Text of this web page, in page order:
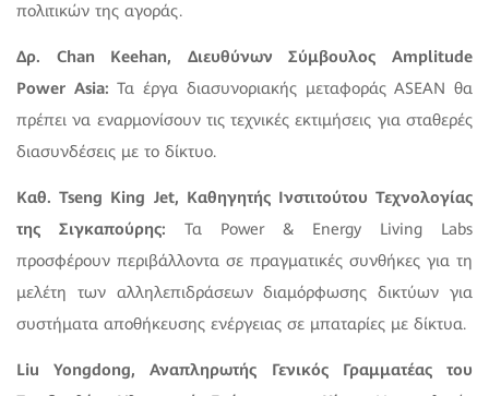
πολιτικών της αγοράς.
Δρ. Chan Keehan, Διευθύνων Σύμβουλος Amplitude
Power Asia:Τα έργα διασυνοριακής μεταφοράς ASEAN θα
πρέπει να εναρμονίσουν τις τεχνικές εκτιμήσεις για σταθερές
διασυνδέσεις με το δίκτυο.
Καθ. Tseng King Jet, Καθηγητής Ινστιτούτου Τεχνολογίας
της Σιγκαπούρης: Τα Power & Energy Living Labs
προσφέρουν περιβάλλοντα σε πραγματικές συνθήκες για τη
μελέτη των αλληλεπιδράσεων διαμόρφωσης δικτύων για
συστήματα αποθήκευσης ενέργειας σε μπαταρίες με δίκτυα.
Liu Yongdong, Αναπληρωτής Γενικός Γραμματέας του